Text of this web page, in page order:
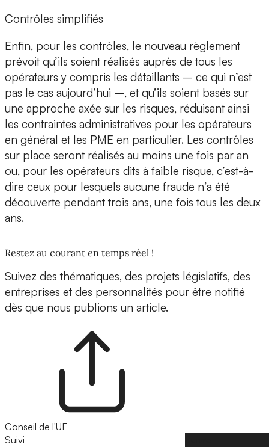
Contrôles simplifiés
Enfin, pour les contrôles, le nouveau règlement
prévoit qu’ils soient réalisés auprès de tous les
opérateurs y compris les détaillants – ce qui n’est
pas le cas aujourd’hui –, et qu’ils soient basés sur
une approche axée sur les risques, réduisant ainsi
les contraintes administratives pour les opérateurs
en général et les PME en particulier. Les contrôles
sur place seront réalisés au moins une fois par an
ou, pour les opérateurs dits à faible risque, c’est-à-
dire ceux pour lesquels aucune fraude n’a été
découverte pendant trois ans, une fois tous les deux
ans.
Restez au courant en temps réel !
Suivez des thématiques, des projets législatifs, des
entreprises et des personnalités pour être notifié
dès que nous publions un article.
Conseil de l'UE
Suivi